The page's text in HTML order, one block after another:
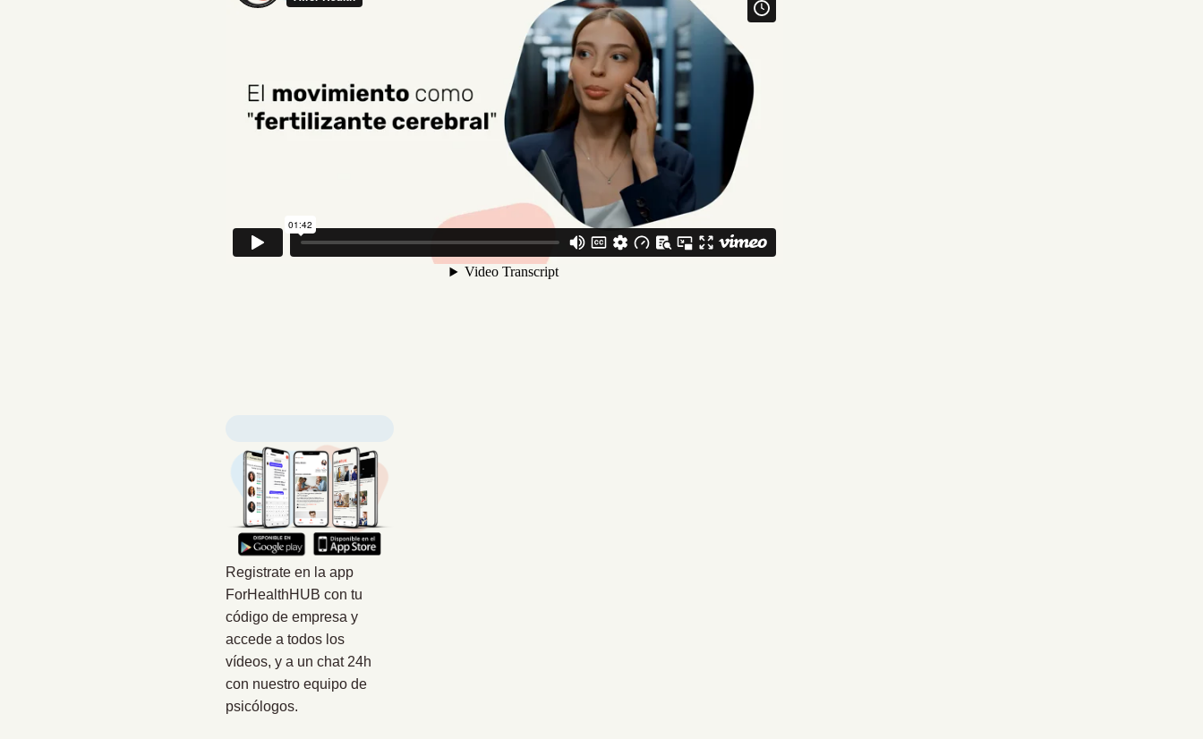
Registrate en la app
ForHealthHUB con tu
código de empresa y
accede a todos los
vídeos, y a un chat 24h
con nuestro equipo de
psicólogos.